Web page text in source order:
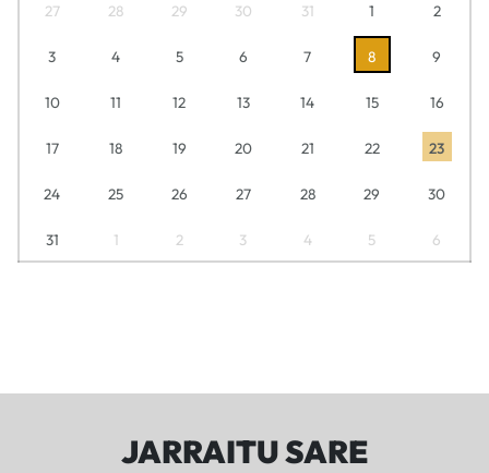
27 28 29 30 31 1 2
3 4 5 6 7 8 9
10 11 12 13 14 15 16
17 18 19 20 21 22 23
24 25 26 27 28 29 30
31 1 2 3 4 5 6
JARRAITU SARE